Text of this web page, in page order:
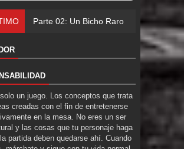
Parte 02: Un Bicho Raro
un juego. Los conceptos que trata
creadas con el fin de entretenerse
en la mesa. No eres un ser
y las cosas que tu personaje haga
partida deben quedarse ahí. Cuando